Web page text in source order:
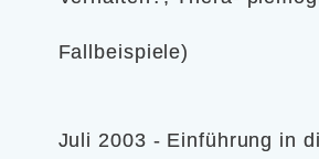
Fallbeispiele)
Juli 2003 - Einführung in